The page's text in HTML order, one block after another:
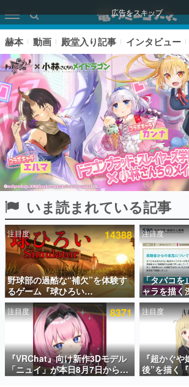
広告をスキップ
ピックアップ
電ファミのいま読まれている記事ランキング
アプリセール情報
インタビュー
連載・特集一覧
殿堂入り記事
SNS拡散数が数千以上！ ページビ
ど。多くの人々に読まれた、電ファ
事をまとめました。
赫本 動画 殿堂入り記事 インタビュー
いま読まれている記事
注目度 14388
野球部の過酷な“補欠”を体験す
るゲーム『球ひろい
Simulator』が「1件」のウィッ
シュリストをもとにチェコ語に
対応しSNSで話題に。『キング
ダム・カム』開発元やチェコの
プロ野球選手から称賛の声
注目度
「タバコを
ャラを描く
聴者の一部
薬物の使用
て、BPOが
注目度 8371
『VRChat』向け新作3Dモデル
「ニュイ」が本日8月7日から
BOOTHにて発売。瞳に光る星
注目度
『超かぐ
後”を描く
Web連載決